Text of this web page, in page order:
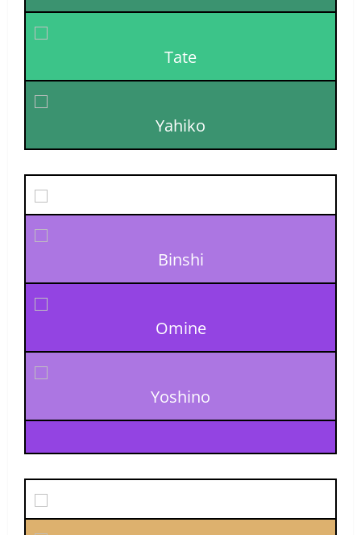
Tate
Yahiko
Binshi
Omine
Yoshino